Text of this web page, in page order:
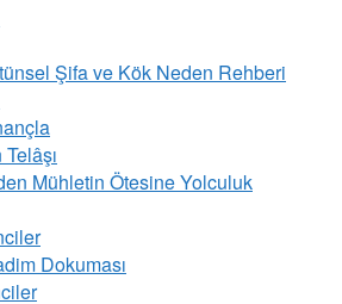
Şifa ve Kök Neden Rehberi
Mühletin Ötesine Yolculuk
Dokuması